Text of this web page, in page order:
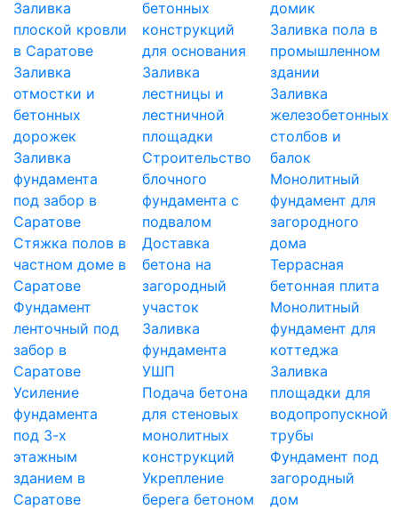
Заливка
плоской кровли
в Саратове
Заливка
отмостки и
бетонных
дорожек
Заливка
фундамента
под забор в
Саратове
Стяжка полов в
частном доме в
Саратове
Фундамент
ленточный под
забор в
Саратове
Усиление
фундамента
под 3-х
этажным
зданием в
Саратове
бетонных
конструкций
для основания
Заливка
лестницы и
лестничной
площадки
Строительство
блочного
фундамента с
подвалом
Доставка
бетона на
загородный
участок
Заливка
фундамента
УШП
Подача бетона
для стеновых
монолитных
конструкций
Укрепление
берега бетоном
домик
Заливка пола в
промышленном
здании
Заливка
железобетонных
столбов и
балок
Монолитный
фундамент для
загородного
дома
Террасная
бетонная плита
Монолитный
фундамент для
коттеджа
Заливка
площадки для
водопропускной
трубы
Фундамент под
загородный
дом